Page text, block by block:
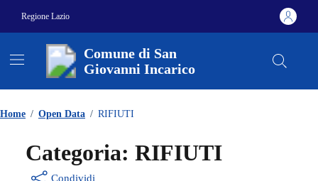
Regione Lazio
Comune di San
Giovanni Incarico
Home / Open Data / RIFIUTI
Categoria: RIFIUTI
Condividi